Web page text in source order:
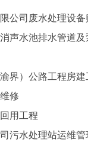
公司废水处理设备
声水池排水管道及
界）公路工程房
修
用工程
污水处理站运维管